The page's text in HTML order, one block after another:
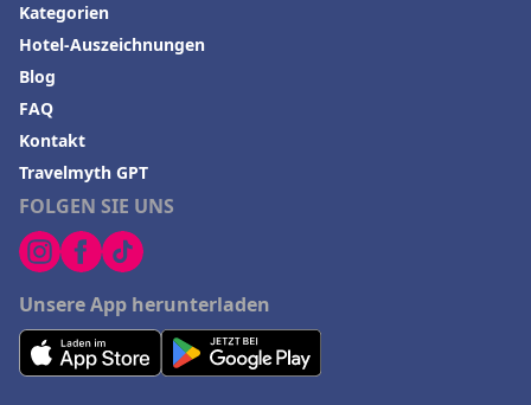
FOLGEN SIE UNS
Unsere App herunterladen
Kategorien
Hotel-Auszeichnungen
Blog
FAQ
Kontakt
Travelmyth GPT